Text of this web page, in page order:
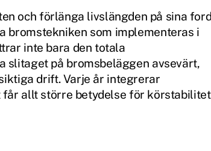
och förlänga livslängden på sina
bromstekniken som implementeras i
inte bara den totala
slitaget på bromsbeläggen avsevärt,
drift. Varje år integrerar
allt större betydelse för körstabilitet